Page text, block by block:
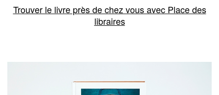
Trouver le livre près de chez vous avec Place des
libraires